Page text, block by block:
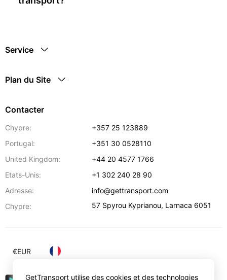
Service
Plan du Site
Contacter
Chypre:
+357 25 123889
Portugal:
+351 30 0528110
United Kingdom:
+44 20 4577 1766
Etats-Unis:
+1 302 240 28 90
Adresse:
info@gettransport.com
Chypre:
57 Spyrou Kyprianou, Larnaca 6051
€EUR
GetTransport utilise des cookies et des technologies